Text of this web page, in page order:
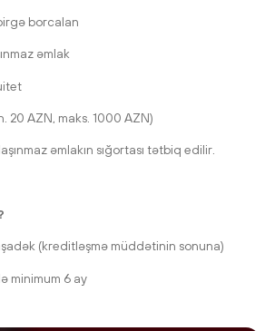
borcalan
əmlak
20 AZN, maks. 1000 AZN)
əmlakın sığortası tətbiq edilir.
(kreditləşmə müddətinin sonuna)
minimum 6 ay